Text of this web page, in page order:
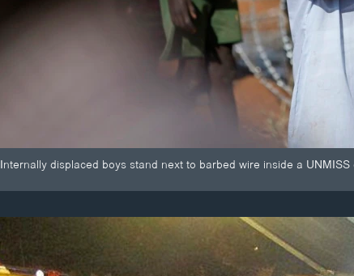
Internally displaced boys stand next to barbed wire inside a